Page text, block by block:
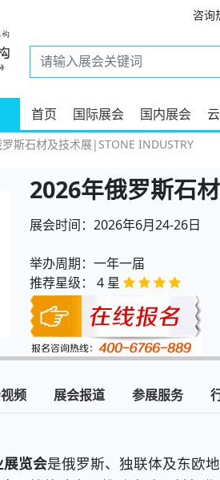
咨询
首页 国际展会 国内展会
斯石材及技术展|STONE INDUSTRY
2026年俄罗斯石
展会时间：2026年6月24-26日
举办周期：一年一届
推荐星级： 4 星
频 展会报道 参展服务
览会是俄罗斯、独联体及东欧